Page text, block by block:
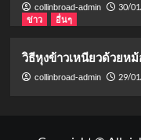
collinbroad-admin
30/
ข่าว
อื่นๆ
วิธีหุงข้าวเหนียวด้วยห
collinbroad-admin 29/